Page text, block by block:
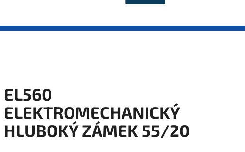
košík
EL560
ELEKTROMECHANICKÝ
HLUBOKÝ ZÁMEK 55/20